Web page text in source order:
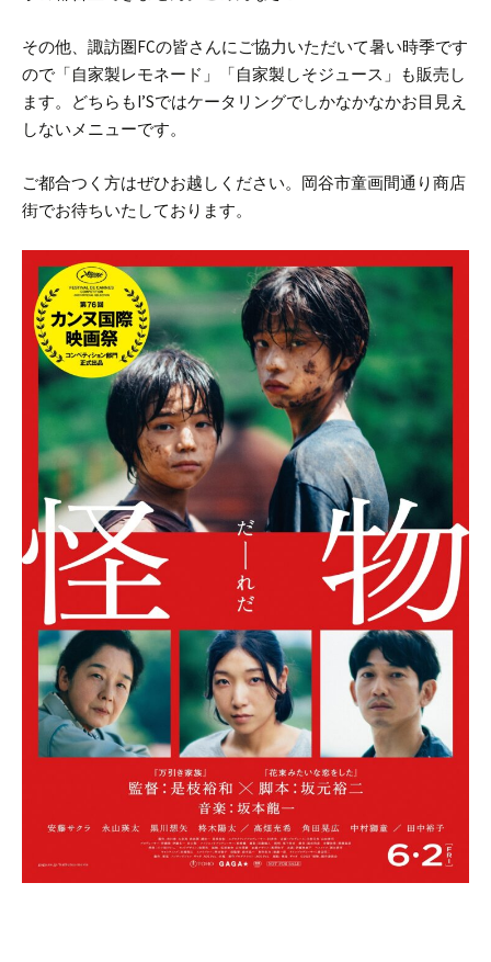
その他、諏訪圏FCの皆さんにご協力いただいて暑い時季です
ので「自家製レモネード」「自家製しそジュース」も販売し
ます。
どちらもI’Sではケータリングでしかなかなかお目見え
しないメニューです。
ご都合つく方はぜひお越しください。 岡谷市童画間通り商店
街でお待ちいたしております。